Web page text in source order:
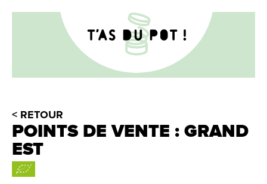
< RETOUR
POINTS DE VENTE : GRAND
EST